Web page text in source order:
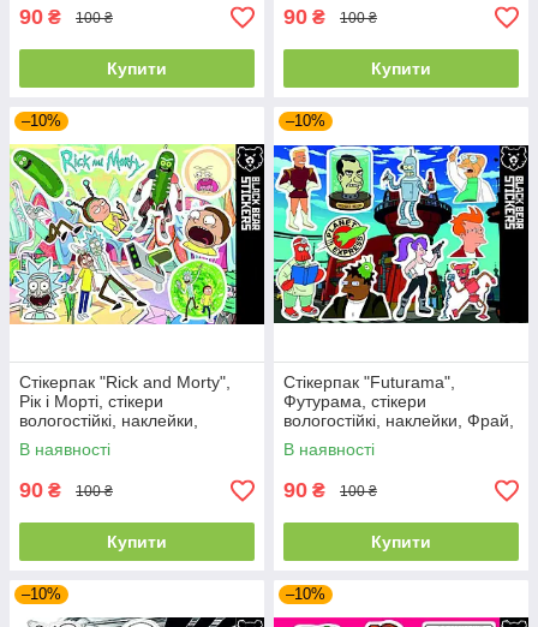
90 ₴ 100 ₴
Купити
90 ₴ 100 ₴
Купити
–10%
Стікерпак "Rick and Morty",
Рік і Морті, стікери
вологостійкі, наклейки,
мультик
В наявності
90 ₴ 100 ₴
Купити
–10%
Стікерпак "Futurama",
Футурама, стікери
вологостійкі, наклейки, Фрай,
Бендер, Ліла
В наявності
90 ₴ 100 ₴
Купити
–10% –10%